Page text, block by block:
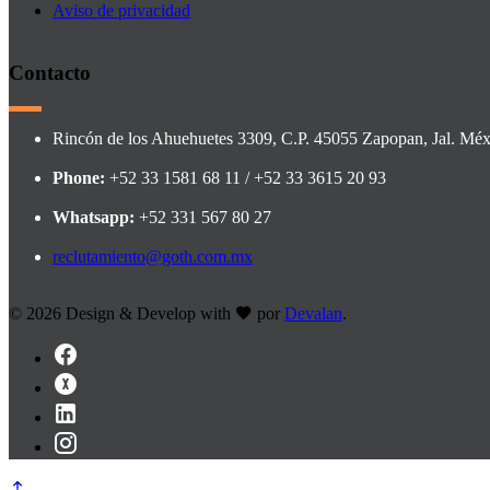
Aviso de privacidad
Contacto
Rincón de los Ahuehuetes 3309, C.P. 45055 Zapopan, Jal.
Phone: +52 33 1581 68 11 / +52 33 3615 20 93
Whatsapp: +52 331 567 80 27
reclutamiento@goth.com.mx
© 2026 Design & Develop with por Devalan.